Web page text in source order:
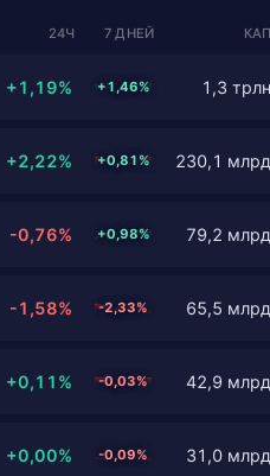
24Ч 7 ДНЕЙ
+1,19% +1,46% 1,3
+2,22% +0,81% 230,1
-0,76% +0,98% 79,2
-1,58% -2,33% 65,5
+0,11% -0,03% 42,9
+0,00% -0,09% 31,0